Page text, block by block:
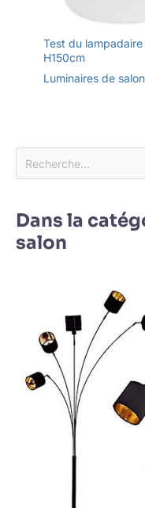
Test du
H150cm
Luminaires de salon
Dans la
salon